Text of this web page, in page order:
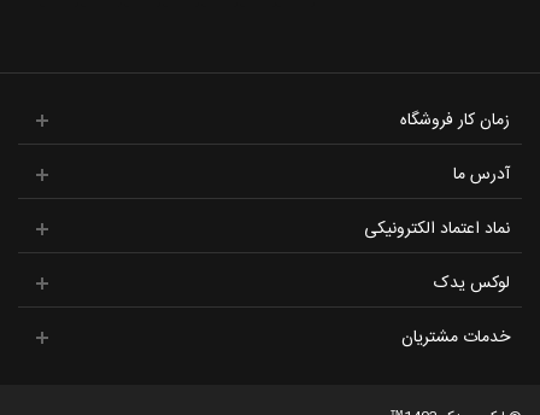
زمان کار فروشگاه
آدرس ما
نماد اعتماد الکترونیکی
لوکس یدک
خدمات مشتریان